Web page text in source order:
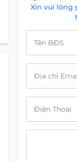
Xin vui lòng
Tên BĐS
Địa chỉ
Điện Thoại